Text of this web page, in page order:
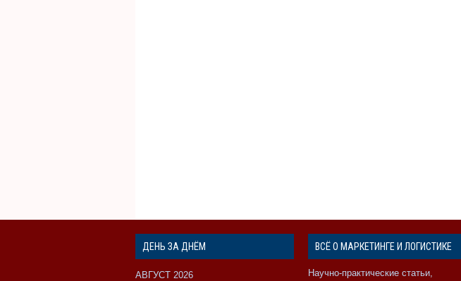
ДЕНЬ ЗА ДНЁМ
АВГУСТ 2026
ВСЁ О МАРКЕТИНГЕ И ЛОГИСТИКЕ
Научно-практические статьи,